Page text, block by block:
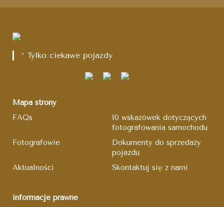
* Tylko ciekawe pojazdy
Mapa strony
FAQs
10 wskazówek dotyczących
fotografowania samochodu
Fotografowie
Dokumenty do sprzedaży
pojazdu
Aktualności
Skontaktuj się z nami
informacje prawne